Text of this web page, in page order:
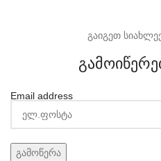
გაიგეთ
Email address